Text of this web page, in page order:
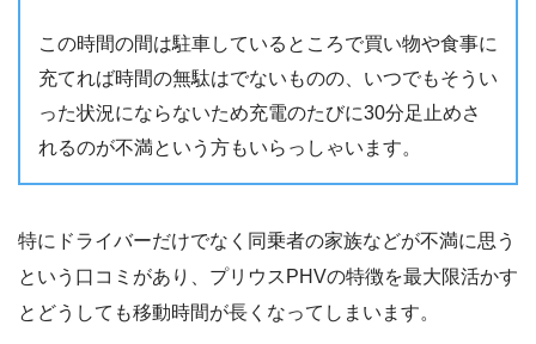
この時間の間は駐車しているところで買い物や食事に
充てれば時間の無駄はでないものの、いつでもそうい
った状況にならないため充電のたびに30分足止めさ
れるのが不満という方もいらっしゃいます。
特にドライバーだけでなく同乗者の家族などが不満に思う
という口コミがあり、プリウスPHVの特徴を最大限活かす
とどうしても移動時間が長くなってしまいます。